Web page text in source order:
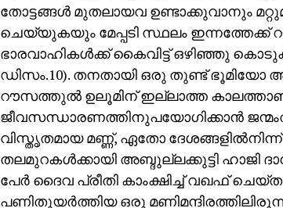
തോട്ടങ്ങള്‍ മുതലായവ ഉണ്ടാക്കുവാനും
ചെയ്യുകയും മേപ്പടി സ്ഥലം
ഭാരവാഹികള്‍ക്ക് കൈവിട്ട് ഒഴിഞ്ഞു
ഡിസം.10). തനതായി ഒരു തുണ്ട് ഭൂമിയോ
റൗസത്തുല്‍ ഉലൂമിന് ഇല്ലാത്ത
ജീവസന്ധാരണത്തിനുപയോഗിക്കാന്‍
വിസ്തൃതമായ മണ്ണ്, ഏതോ
തലമുറകള്‍ക്കായി അബ്ദുല്ലക്കുട്ടി ഹാജി
പേര്‍ ദൈവ പ്രീതി കാംക്ഷിച്ച് വഖഫ്
പണിതുയര്‍ത്തിയ ഒരു